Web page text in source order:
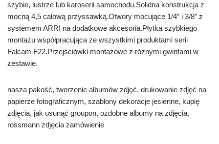
szybie, lustrze lub karoserii samochodu.Solidna konstrukcja z
mocną 4,5 calową przyssawką.Otwory mocujące 1/4″ i 3/8″ z
systemem ARRI na dodatkowe akcesoria.Płytka szybkiego
montażu współpracująca ze wszystkimi produktami serii
Falcam F22.Przejściówki montażowe z różnymi gwintami w
zestawie.
nasza pakość, tworzenie albumów zdjęć, drukowanie zdjęć na
papierze fotograficznym, szablony dekoracje jesienne, kupię
zdjęcia, jak usunąć groupon, ozdobne albumy na zdjęcia,
rossmann zdjęcia zamówienie